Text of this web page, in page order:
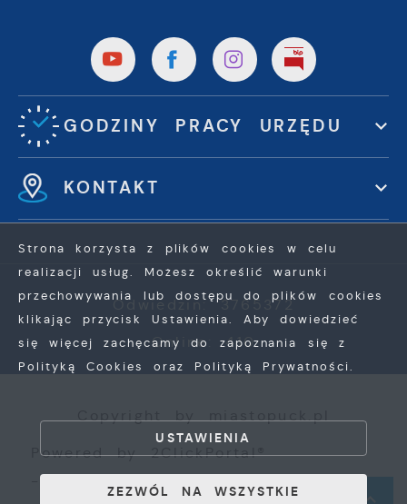
GODZINY PRACY URZĘDU
KONTAKT
Odwiedzin: 3765372
Online: 410
Powered by2ClickPortal®
- Portale nowej generacji
Strona korzysta z plików cookies w celu
realizacji usług. Możesz określić warunki
przechowywania lub dostępu do plików cookies
klikając przycisk Ustawienia. Aby dowiedzieć
się więcej zachęcamy do zapoznania się z
Polityką Cookies oraz Polityką Prywatności.
USTAWIENIA
ZEZWÓL NA WSZYSTKIE
ZEZWÓL NA WSZYSTKIE